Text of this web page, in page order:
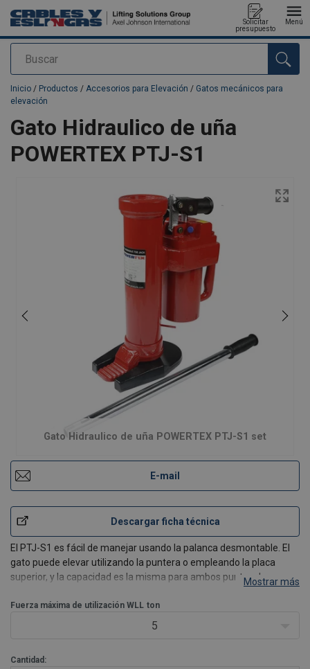
Buscar
Solicitar
presupuesto
Menú
Agregado a su presupuesto
Inicio / Productos / Accesorios para Elevación / Gatos mecánicos para
elevación
Gato Hidraulico de uña
POWERTEX PTJ-S1
Gato Hidraulico de uña POWERTEX PTJ-S1 set
E-mail
Descargar ficha técnica
El PTJ-S1 es fácil de manejar usando la palanca desmontable. El
gato puede elevar utilizando la puntera o empleando la placa
superior, y la capacidad es la misma para ambos puntos de
Características:
• Seguro: cada gato hidráulico se somete a una prueba de carga
Mostrar más
Fuerza máxima de utilización WLL ton
5
Cantidad: